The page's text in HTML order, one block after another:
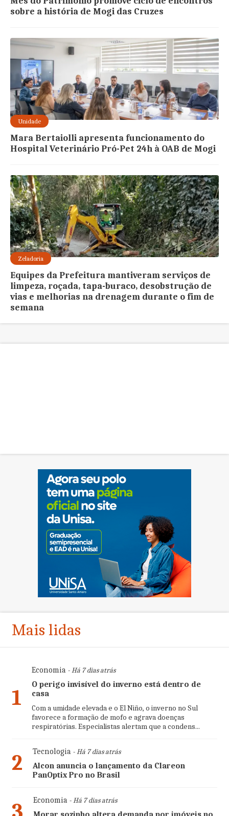
sobre a história de Mogi das Cruzes
Unidade
Mara Bertaiolli apresenta funcionamento do
Hospital Veterinário Pró-Pet 24h à OAB de Mogi
Zeladoria
Equipes da Prefeitura mantiveram serviços de
limpeza, roçada, tapa-buraco, desobstrução de
vias e melhorias na drenagem durante o fim de
semana
Mais lidas
1
Economia- Há 7 dias atrás
O perigo invisível do inverno está dentro de
casa
Com a umidade elevada e o El Niño, o inverno no Sul
favorece a formação de mofo e agrava doenças
respiratórias. Especialistas alertam que a condens...
2 Tecnologia- Há 7 dias atrás
Alcon anuncia o lançamento da Clareon
PanOptix Pro no Brasil
Economia- Há 7 dias atrás